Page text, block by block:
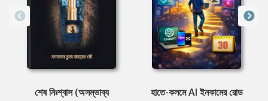
শেষ নিঃশ্বাস (অসম্ভাব্য
হাতে-কলমে AI ইনকামের রোড